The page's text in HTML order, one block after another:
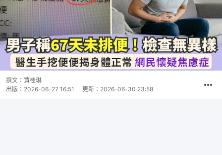
撰文： 賈桂琳
出版： 2026-06-27 16:51 更新： 2026-06-30 23:58